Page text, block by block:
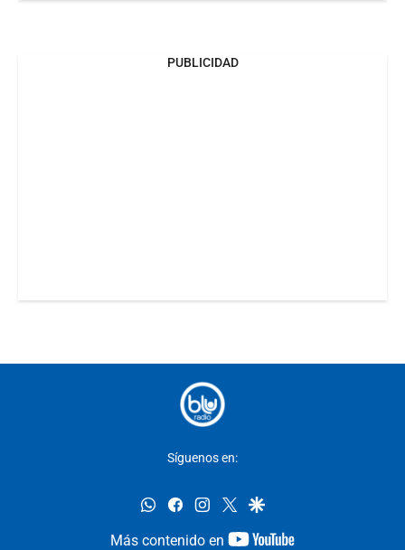
PUBLICIDAD
Síguenos en:
whatsappfacebookinstagram
twittergoogle
Más contenido en
youtube-